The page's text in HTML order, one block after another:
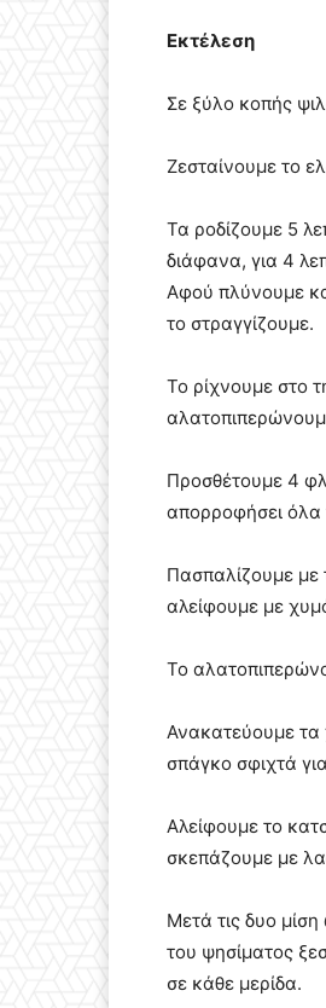
Εκτέλεση
Σε ξύλο κοπής
Ζεσταίνουμε το
Τα ροδίζουμε 5
διάφανα, για 4
Αφού πλύνουμε
το στραγγίζουμε.
Το ρίχνουμε στο
Προσθέτουμε 4
απορροφήσει όλα
Πασπαλίζουμε με
αλείφουμε με
Το
Ανακατεύουμε τα
σπάγκο σφιχτά
Αλείφουμε το
σκεπάζουμε με
Μετά τις δυο
του ψησίματος
σε κάθε μερίδα.